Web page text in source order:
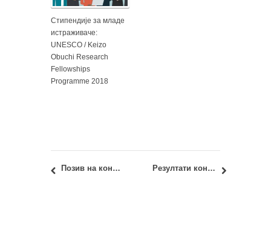
Стипендије за младе
истраживаче:
UNESCO / Keizo
Obuchi Research
Fellowships
Programme 2018
Позив на конференцију Критичка историја визуелног преиначавања јавних простора Београда (XIX-XXI век) II Резултати конкурса: Реконструкција и уређење ентеријера зграде Пословног центра Хемофарма у Београду